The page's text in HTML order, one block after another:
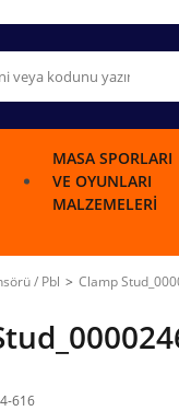
MASA SPORLARI
VE OYUNLARI
MALZEMELERI
/ Pbl Clamp
616